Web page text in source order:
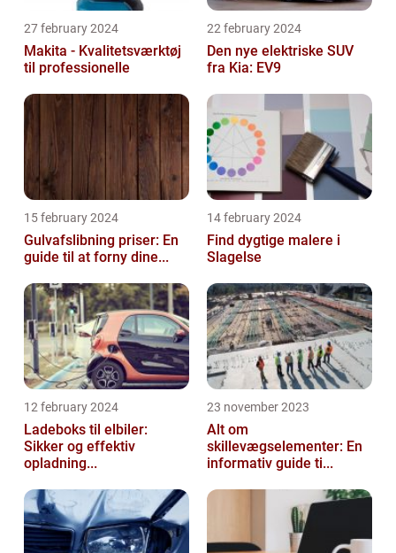
27 february 2024
Makita - Kvalitetsværktøj
til professionelle
22 february 2024
Den nye elektriske SUV
fra Kia: EV9
15 february 2024
Gulvafslibning priser: En
guide til at forny dine...
14 february 2024
Find dygtige malere i
Slagelse
12 february 2024
Ladeboks til elbiler:
Sikker og effektiv
opladning...
23 november 2023
Alt om
skillevægselementer: En
informativ guide ti...